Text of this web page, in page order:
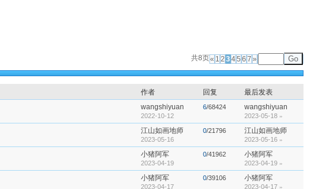
« 1 2 345 6 7 »
共8页 Go
作者 回复
最后发表
wangshiyuan
2022-10-12
6/68424 wangshiyuan
2023-05-18 »
江山如画地师
2023-05-16
0/21796 江山如画地师
2023-05-16 »
小猪阿军
2023-04-19
0/41962 小猪阿军
2023-04-19 »
小猪阿军
2023-04-17
0/39106 小猪阿军
2023-04-17 »